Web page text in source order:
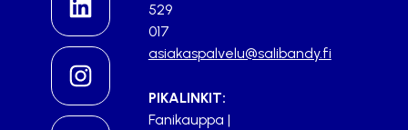
529
017
asiakaspalvelu@salibandy.fi
PIKALINKIT:
Fanikauppa |